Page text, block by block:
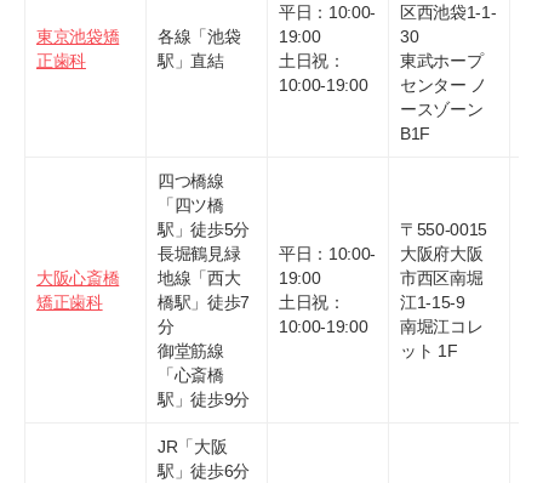
東京池袋矯
正歯科
各線「池袋
駅」直結
平日：10:00-
19:00
土日祝：
10:00-19:00
区西池袋1-1-
30
東武ホープ
センター ノ
ースゾーン
B1F
大阪心斎橋
矯正歯科
四つ橋線
「四ツ橋
駅」徒歩5分
長堀鶴見緑
地線「西大
橋駅」徒歩7
分
御堂筋線
「心斎橋
駅」徒歩9分
平日：10:00-
19:00
土日祝：
10:00-19:00
〒550-0015
大阪府大阪
市西区南堀
江1-15-9
南堀江コレ
ット 1F
JR「大阪
駅」徒歩6分